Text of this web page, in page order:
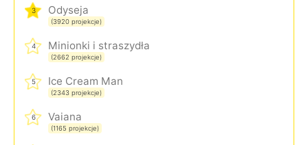
3 Odyseja
(3920 projekcje)
4 Minionki i straszydła
(2662 projekcje)
5 Ice Cream Man
(2343 projekcje)
6 Vaiana
(1165 projekcje)